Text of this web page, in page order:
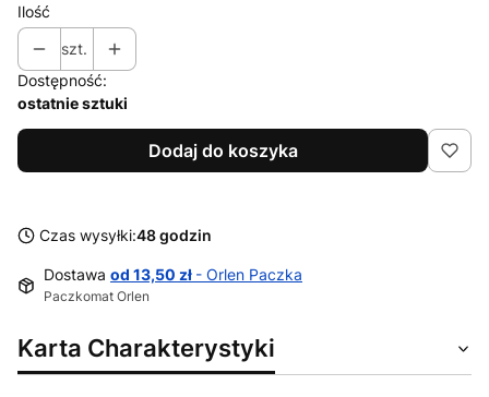
Ilość
szt.
Dostępność:
ostatnie sztuki
Dodaj do koszyka
Czas wysyłki:48 godzin
Dostawa od 13,50 zł - Orlen Paczka
Paczkomat Orlen
Karta Charakterystyki